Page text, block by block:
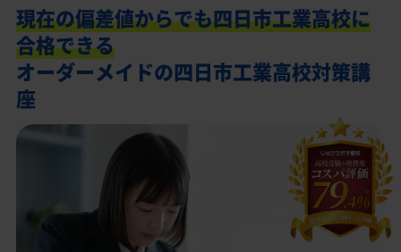
現在の偏差値からでも四日市工業高校に
合格できる
オーダーメイドの四日市工業高校対策講
座